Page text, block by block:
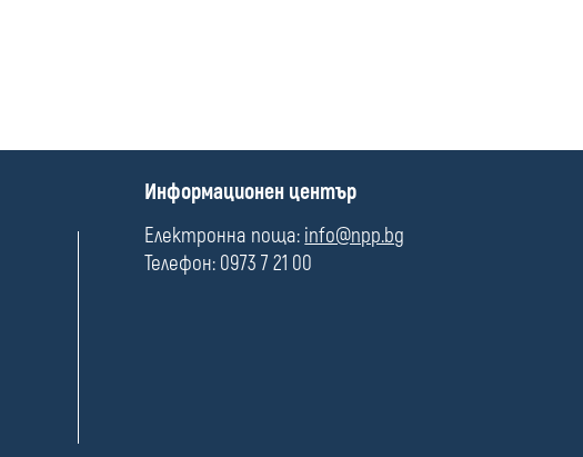
П
л
е
Информационен център
Електронна поща: info@npp.bg
Телефон: 0973 7 21 00